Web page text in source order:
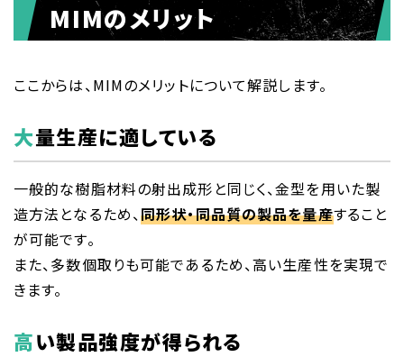
MIMのメリット
ここからは、MIMのメリットについて解説します。
大量生産に適している
一般的な樹脂材料の射出成形と同じく、金型を用いた製
造方法となるため、同形状・同品質の製品を量産すること
が可能です。
また、多数個取りも可能であるため、高い生産性を実現で
きます。
高い製品強度が得られる